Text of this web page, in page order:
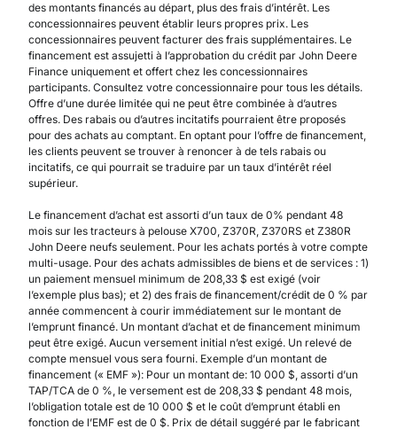
des montants financés au départ, plus des frais d’intérêt. Les
concessionnaires peuvent établir leurs propres prix. Les
concessionnaires peuvent facturer des frais supplémentaires. Le
financement est assujetti à l’approbation du crédit par John Deere
Finance uniquement et offert chez les concessionnaires
participants. Consultez votre concessionnaire pour tous les détails.
Offre d’une durée limitée qui ne peut être combinée à d’autres
offres. Des rabais ou d’autres incitatifs pourraient être proposés
pour des achats au comptant. En optant pour l’offre de financement,
les clients peuvent se trouver à renoncer à de tels rabais ou
incitatifs, ce qui pourrait se traduire par un taux d’intérêt réel
supérieur.
Le financement d’achat est assorti d’un taux de 0% pendant 48
mois sur les tracteurs à pelouse X700, Z370R, Z370RS et Z380R
John Deere neufs seulement. Pour les achats portés à votre compte
multi-usage. Pour des achats admissibles de biens et de services : 1)
un paiement mensuel minimum de 208,33 $ est exigé (voir
l’exemple plus bas); et 2) des frais de financement/crédit de 0 % par
année commencent à courir immédiatement sur le montant de
l’emprunt financé. Un montant d’achat et de financement minimum
peut être exigé. Aucun versement initial n’est exigé. Un relevé de
compte mensuel vous sera fourni. Exemple d’un montant de
financement (« EMF »): Pour un montant de: 10 000 $, assorti d’un
TAP/TCA de 0 %, le versement est de 208,33 $ pendant 48 mois,
l’obligation totale est de 10 000 $ et le coût d’emprunt établi en
fonction de l’EMF est de 0 $. Prix de détail suggéré par le fabricant